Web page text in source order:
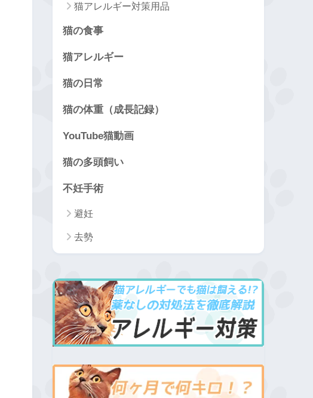
猫アレルギー対策用品
猫の食事
猫アレルギー
猫の日常
猫の体重（成長記録）
YouTube猫動画
猫の多頭飼い
不妊手術
避妊
去勢